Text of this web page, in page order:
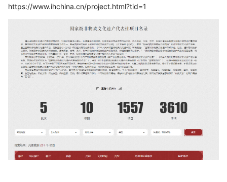
https://www.ihchina.cn/project.html?tid=1